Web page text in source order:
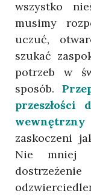
wszystko
musimy
uczuć,
szukać
potrzeb w
sposób.
przeszłości
zaskoczeni
Nie mniej